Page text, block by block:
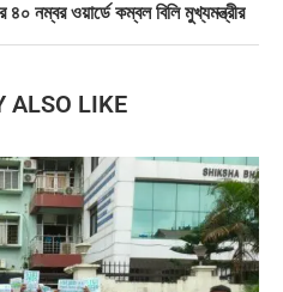
৪০ নম্বর ওয়ার্ডে কম্বল বিলি মুখ্যমন্ত্রীর
ALSO LIKE